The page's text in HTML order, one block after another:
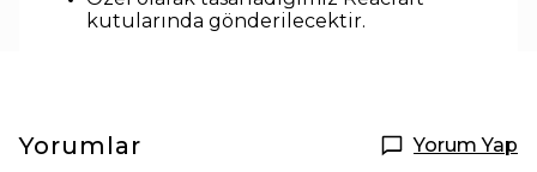
kutularında gönderilecektir.
Yorumlar Yorum Yap